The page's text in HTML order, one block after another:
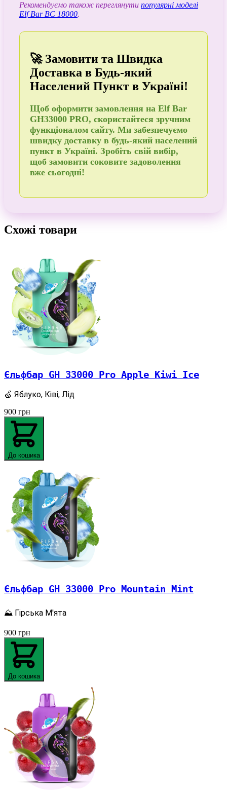
Рекомендуємо також переглянути популярні моделі
Elf Bar BC 18000.
🚀 Замовити та Швидка
Доставка в Будь-який
Населений Пункт в Україні!
Щоб оформити замовлення на Elf Bar
GH33000 PRO, скористайтеся зручним
функціоналом сайту. Ми забезпечуємо
швидку доставку в будь-який населений
пункт в Україні. Зробіть свій вибір,
щоб замовити соковите задоволення
вже сьогодні!
Схожі товари
Єльфбар GH 33000 Pro Apple Kiwi Ice
🍏 Яблуко, Ківі, Лід
900 грн
До кошика
Єльфбар GH 33000 Pro Mountain Mint
⛰️ Гірська М'ята
900 грн
До кошика